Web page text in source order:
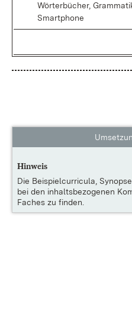
Wör­ter­bü­cher,
Smart­pho­ne
Hinweis
Die Beispielcurricula,
bei den inhaltsbezogenen
Faches zu finden.